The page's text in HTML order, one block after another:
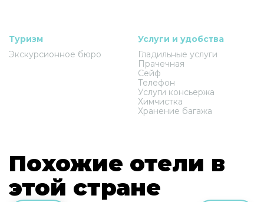
Туризм
Экскурсионное бюро
Услуги и удобства
Гладильные услуги
Прачечная
Сейф
Телефон
Услуги консьержа
Химчистка
Хранение багажа
Похожие отели в
этой стране